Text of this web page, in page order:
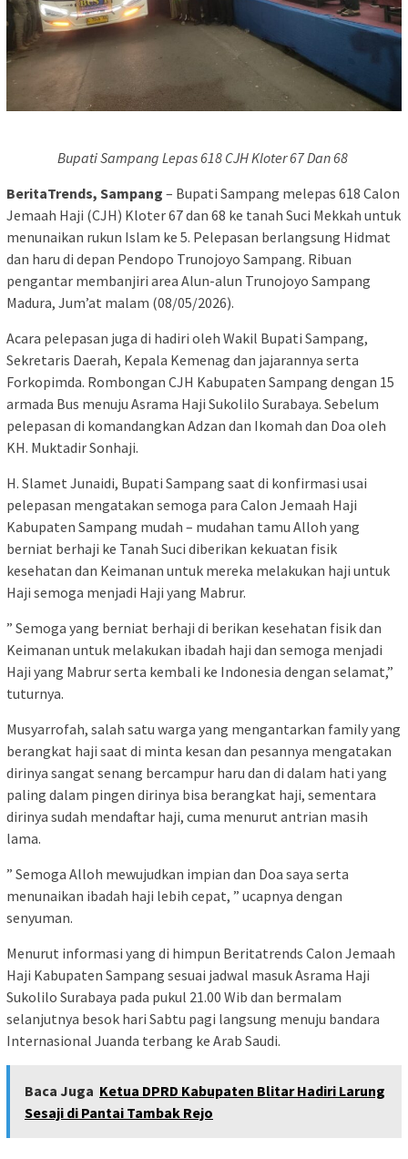
Bupati Sampang Lepas 618 CJH Kloter 67 Dan 68
BeritaTrends, Sampang – Bupati Sampang melepas 618 Calon
Jemaah Haji (CJH) Kloter 67 dan 68 ke tanah Suci Mekkah untuk
menunaikan rukun Islam ke 5. Pelepasan berlangsung Hidmat
dan haru di depan Pendopo Trunojoyo Sampang. Ribuan
pengantar membanjiri area Alun-alun Trunojoyo Sampang
Madura, Jum’at malam (08/05/2026).
Acara pelepasan juga di hadiri oleh Wakil Bupati Sampang,
Sekretaris Daerah, Kepala Kemenag dan jajarannya serta
Forkopimda. Rombongan CJH Kabupaten Sampang dengan 15
armada Bus menuju Asrama Haji Sukolilo Surabaya. Sebelum
pelepasan di komandangkan Adzan dan Ikomah dan Doa oleh
KH. Muktadir Sonhaji.
H. Slamet Junaidi, Bupati Sampang saat di konfirmasi usai
pelepasan mengatakan semoga para Calon Jemaah Haji
Kabupaten Sampang mudah – mudahan tamu Alloh yang
berniat berhaji ke Tanah Suci diberikan kekuatan fisik
kesehatan dan Keimanan untuk mereka melakukan haji untuk
Haji semoga menjadi Haji yang Mabrur.
” Semoga yang berniat berhaji di berikan kesehatan fisik dan
Keimanan untuk melakukan ibadah haji dan semoga menjadi
Haji yang Mabrur serta kembali ke Indonesia dengan selamat,”
tuturnya.
Musyarrofah, salah satu warga yang mengantarkan family yang
berangkat haji saat di minta kesan dan pesannya mengatakan
dirinya sangat senang bercampur haru dan di dalam hati yang
paling dalam pingen dirinya bisa berangkat haji, sementara
dirinya sudah mendaftar haji, cuma menurut antrian masih
lama.
” Semoga Alloh mewujudkan impian dan Doa saya serta
menunaikan ibadah haji lebih cepat, ” ucapnya dengan
senyuman.
Menurut informasi yang di himpun Beritatrends Calon Jemaah
Haji Kabupaten Sampang sesuai jadwal masuk Asrama Haji
Sukolilo Surabaya pada pukul 21.00 Wib dan bermalam
selanjutnya besok hari Sabtu pagi langsung menuju bandara
Internasional Juanda terbang ke Arab Saudi.
Baca Juga Ketua DPRD Kabupaten Blitar Hadiri Larung
Sesaji di Pantai Tambak Rejo